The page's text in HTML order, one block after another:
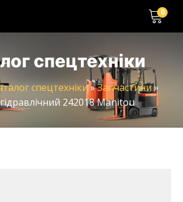
0
спецтехніки
спецтехніки»Запчастини»
242018 Manitou